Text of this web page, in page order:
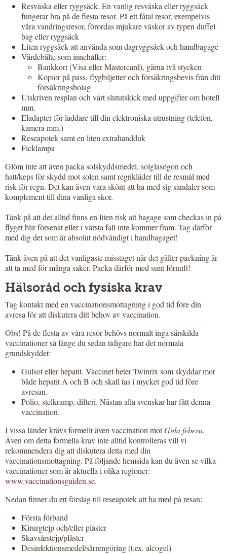
Resväska eller ryggsäck. En vanlig resväska eller ryggsäck
fungerar bra på de flesta resor. På ett fåtal resor, exempelvis
våra vandringsresor, förordas mjukare väskor av typen duffel
bag eller ryggsäck
Liten ryggsäck att använda som dagryggsäck och handbagage
Värdebälte som innehåller:
Bankkort (Visa eller Mastercard), gärna två stycken
Kopior på pass, flygbiljetter och försäkringsbevis från ditt
försäkringsbolag
Utskriven resplan och vårt slututskick med uppgifter om hotell
mm.
Eladapter för laddare till din elektroniska utrustning (telefon,
kamera mm.)
Reseapotek samt en liten extrahandduk
Ficklampa
Glöm inte att även packa solskyddsmedel, solglasögon och
hatt/keps för skydd mot solen samt regnkläder till de resmål med
risk för regn. Det kan även vara skönt att ha med sig sandaler som
komplement till dina vanliga skor.
Tänk på att det alltid finns en liten risk att bagage som checkas in på
flyget blir försenat eller i värsta fall inte kommer fram. Tag därför
med dig det som är absolut nödvändigt i handbagaget!
Tänk även på att det vanligaste misstaget när det gäller packning är
att ta med för många saker. Packa därför med sunt förnuft!
Hälsoråd och fysiska krav
Tag kontakt med en vaccinationsmottagning i god tid före din
avresa för att diskutera ditt behov av vaccination.
Obs! På de flesta av våra resor behövs normalt inga särskilda
vaccinationer så länge du sedan tidigare har det normala
grundskyddet:
Gulsot eller hepatit. Vaccinet heter Twinrix som skyddar mot
både hepatit A och B och skall tas i mycket god tid före
avresan.
Polio, stelkramp, difteri. Nästan alla svenskar har fått denna
vaccination.
I vissa länder krävs formellt även vaccination motGula febern.
Även om detta formella krav inte alltid kontrolleras vill vi
rekommendera dig att diskutera detta med din
vaccinationsmottagning. På följande hemsida kan du även se vilka
vaccinationer som är aktuella i olika regioner:
www.vaccinationsguiden.se.
Nedan finner du ett förslag till reseapotek att ha med på resan:
Första förband
Kirurgtejp och/eller plåster
Skavsårstejp/plåster
Desinfektionsmedel/sårrengöring (t.ex. alcogel)